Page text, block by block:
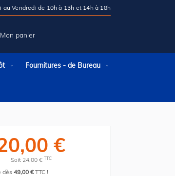
au Vendredi de 10h à 13h et 14h à 18h
Mon panier
Fournitures - de Bureau
€
Soit 24,00 € TTC
dès49,00 €TTC !